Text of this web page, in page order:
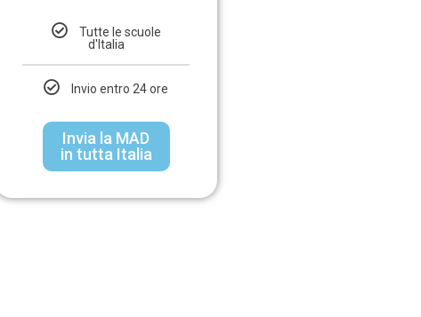
Tutte le scuole
d'Italia
Invio entro 24 ore
Invia la MAD
in tutta Italia